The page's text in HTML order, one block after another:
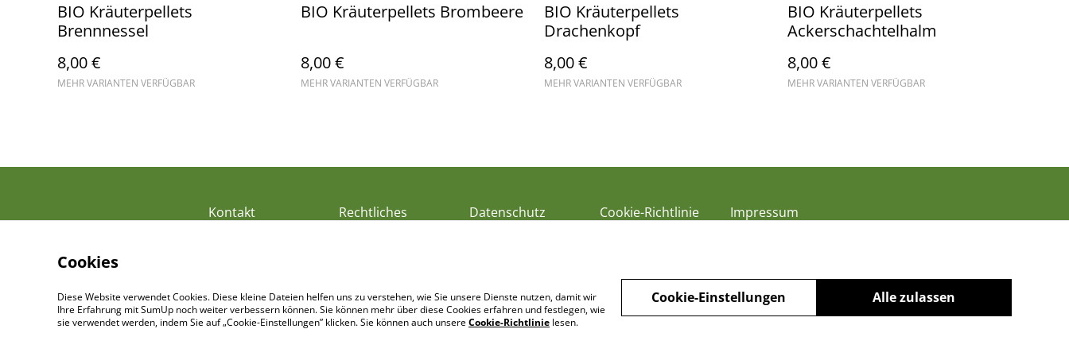
BIO Kräuterpellets
Brennnessel
8,00 €
MEHR VARIANTEN VERFÜGBAR
BIO Kräuterpellets Brombeere
8,00 €
MEHR VARIANTEN VERFÜGBAR
BIO Kräuterpellets
Drachenkopf
8,00 €
MEHR VARIANTEN VERFÜGBAR
BIO Kräuterpellets
Ackerschachtelhalm
8,00 €
MEHR VARIANTEN VERFÜGBAR
Kontakt Rechtliches Datenschutz Cookie-Richtlinie Impressum
©2026 Pellet-Reitberger GbR
Cookies
Diese Website verwendet Cookies. Diese kleine Dateien helfen uns zu verstehen, wie Sie unsere Dienste nutzen, damit wir
Ihre Erfahrung mit SumUp noch weiter verbessern können. Sie können mehr über diese Cookies erfahren und festlegen, wie
sie verwendet werden, indem Sie auf „Cookie-Einstellungen” klicken. Sie können auch unsereCookie-Richtlinie lesen.
Alle zulassen
Cookie-Einstellungen